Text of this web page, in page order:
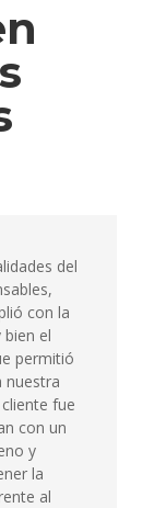
del
con la
el
permitió
nuestra
fue
con un
y
la
al